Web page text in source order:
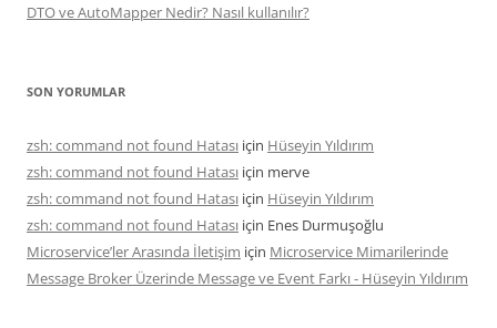
DTO ve AutoMapper Nedir? Nasıl kullanılır?
SON YORUMLAR
zsh: command not found Hatası için Hüseyin Yıldırım
zsh: command not found Hatası için merve
zsh: command not found Hatası için Hüseyin Yıldırım
zsh: command not found Hatası için Enes Durmuşoğlu
Microservice’ler Arasında İletişim için Microservice Mimarilerinde
Message Broker Üzerinde Message ve Event Farkı - Hüseyin Yıldırım